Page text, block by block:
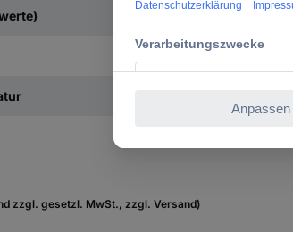
zzgl. gesetzl. MwSt., zzgl. Versand)